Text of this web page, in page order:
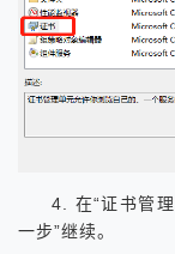
4. 在“证书管
一步”继续。